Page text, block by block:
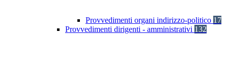
Provvedimenti organi indirizzo-politico 17
Provvedimenti dirigenti - amministrativi 132